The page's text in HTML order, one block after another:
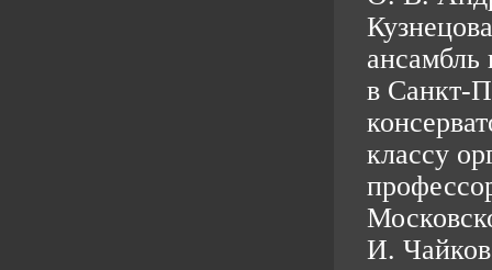
ансамбль
в Санкт-
классу
И.